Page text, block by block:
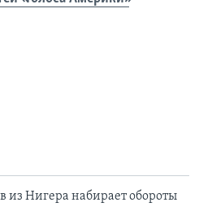
из Нигера набирает обороты